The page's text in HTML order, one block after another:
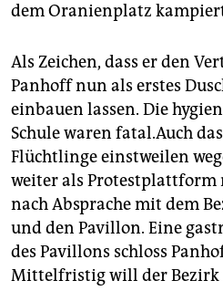
dem Oranienplatz
Als Zeichen, dass er den
Panhoff nun als erstes
einbauen lassen. Die
Schule waren fatal.Auch
Flüchtlinge einstweilen
weiter als Protestplattform
nach Absprache mit dem
und den Pavillon. Eine
des Pavillons schloss
Mittelfristig will der Bezirk